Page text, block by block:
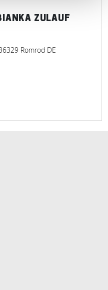
ZULAUF
Romrod DE